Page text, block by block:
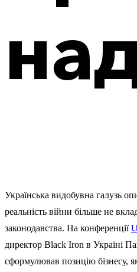
Українська видобувна галузь
реальність війни більше не
законодавства. На конференції
директор Black Iron в Україні
сформулював позицію бізнесу,